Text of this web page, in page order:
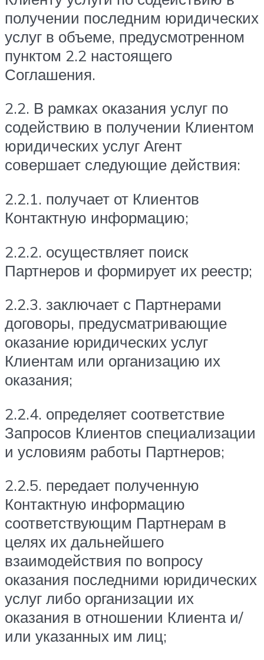
получении последним юридических
услуг в объеме, предусмотренном
пунктом 2.2 настоящего
Соглашения.
2.2. В рамках оказания услуг по
содействию в получении Клиентом
юридических услуг Агент
совершает следующие действия:
2.2.1. получает от Клиентов
Контактную информацию;
2.2.2. осуществляет поиск
Партнеров и формирует их реестр;
2.2.3. заключает с Партнерами
договоры, предусматривающие
оказание юридических услуг
Клиентам или организацию их
оказания;
2.2.4. определяет соответствие
Запросов Клиентов специализации
и условиям работы Партнеров;
2.2.5. передает полученную
Контактную информацию
соответствующим Партнерам в
целях их дальнейшего
взаимодействия по вопросу
оказания последними юридических
услуг либо организации их
оказания в отношении Клиента и/
или указанных им лиц;